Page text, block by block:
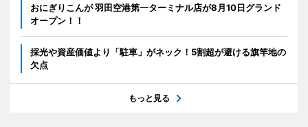
おにぎりこんが 羽田空港第一ターミナル店が8月10日グランド
オープン！！
採光や資産価値より「駐車」がネック！5割超が避ける旗竿地の
欠点
もっと見る